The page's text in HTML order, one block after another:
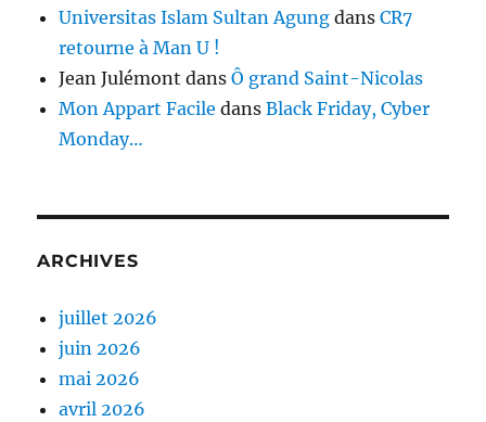
Universitas Islam Sultan Agung dansCR7
retourne à Man U !
Jean Julémont dansÔ grand Saint-Nicolas
Mon Appart Facile dansBlack Friday, Cyber
Monday…
ARCHIVES
juillet 2026
juin 2026
mai 2026
avril 2026